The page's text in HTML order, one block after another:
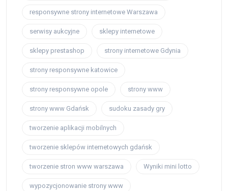
responsywne strony internetowe Warszawa
serwisy aukcyjne sklepy internetowe
sklepy prestashop strony internetowe Gdynia
strony responsywne katowice
strony responsywne opole strony www
strony www Gdańsk sudoku zasady gry
tworzenie aplikacji mobilnych
tworzenie sklepów internetowych gdańsk
tworzenie stron www warszawa Wyniki mini lotto
wypozycjonowanie strony www